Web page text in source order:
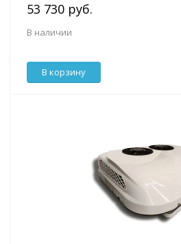
53 730 руб.
В наличии
В корзину